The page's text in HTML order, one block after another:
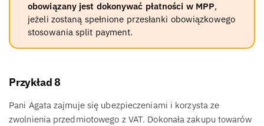
obowiązany jest dokonywać płatności w MPP,
jeżeli zostaną spełnione przesłanki obowiązkowego
stosowania split payment.
Przykład 8
Pani Agata zajmuje się ubezpieczeniami i korzysta ze
zwolnienia przedmiotowego z VAT. Dokonała zakupu towarów